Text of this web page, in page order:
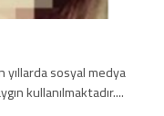
yıllarda sosyal medya
kullanılmaktadır....